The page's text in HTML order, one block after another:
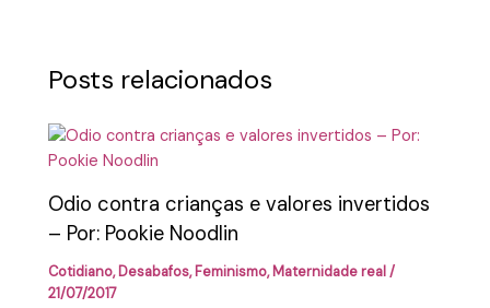
Posts relacionados
Odio contra crianças e valores invertidos
– Por: Pookie Noodlin
Cotidiano,Desabafos,Feminismo,Maternidade real/
21/07/2017